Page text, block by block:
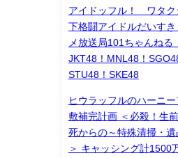
アイドッフル！ ワタ
下格闘アイドルだいす
メ放送局101ちゃんね
JKT48！MNL48！
STU48！SKE48
ヒウラッフルのハーニ
敷補完計画 ＜必殺！生
死からの～特殊清掃・
＞ キャッシング計1500